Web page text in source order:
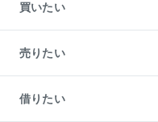
買いたい
新築・分譲マンションの購入
中古マンションの購入
一戸建ての購入
中古一戸建ての購入
売りたい
一戸建ての売却・査定
土地の売却・査定
借りたい